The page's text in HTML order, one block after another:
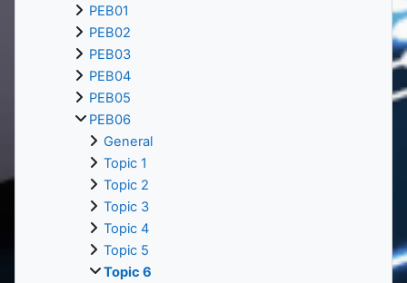
PEB01
PEB02
PEB03
PEB04
PEB05
PEB06
General
Topic 1
Topic 2
Topic 3
Topic 4
Topic 5
Topic 6